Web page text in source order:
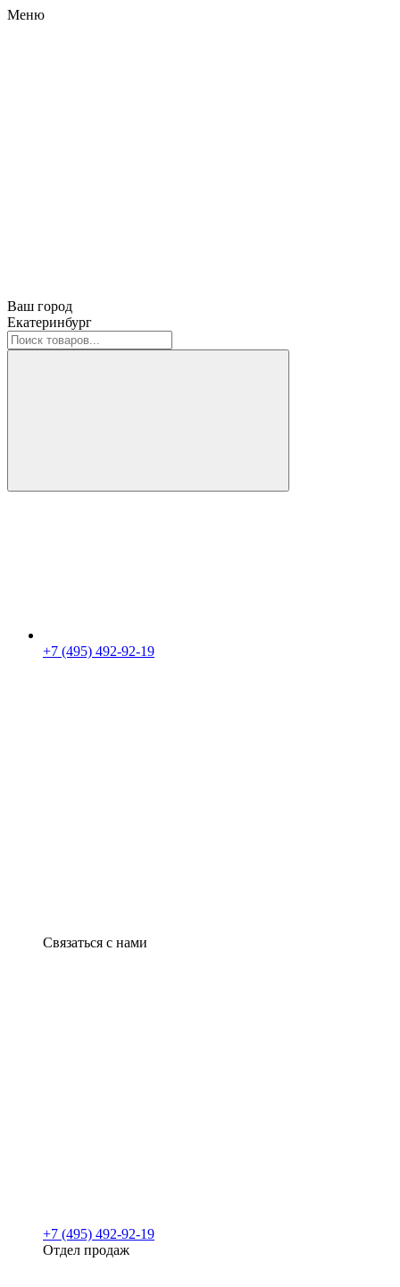
Меню
Ваш город
Екатеринбург
+7 (495) 492-92-19
Связаться с нами
+7 (495) 492-92-19
Отдел продаж